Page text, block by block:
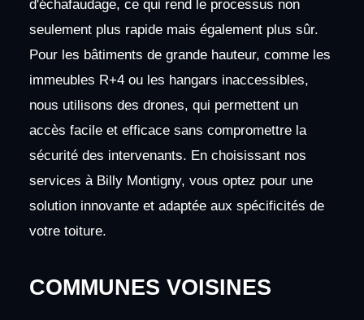
d'échafaudage, ce qui rend le processus non
seulement plus rapide mais également plus sûr.
Pour les bâtiments de grande hauteur, comme les
immeubles R+4 ou les hangars inaccessibles,
nous utilisons des drones, qui permettent un
accès facile et efficace sans compromettre la
sécurité des intervenants. En choisissant nos
services à Billy Montigny, vous optez pour une
solution innovante et adaptée aux spécificités de
votre toiture.
COMMUNES VOISINES